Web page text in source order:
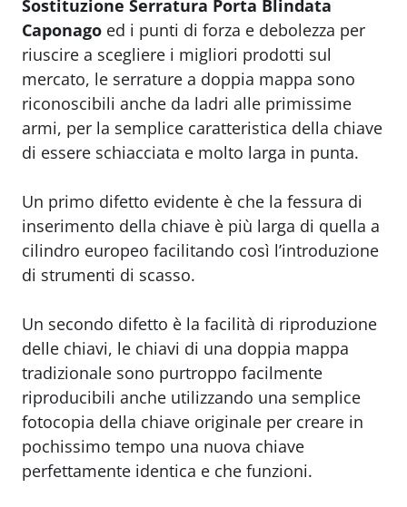
Sostituzione Serratura Porta Blindata
Caponago ed i punti di forza e debolezza per
riuscire a scegliere i migliori prodotti sul
mercato, le serrature a doppia mappa sono
riconoscibili anche da ladri alle primissime
armi, per la semplice caratteristica della chiave
di essere schiacciata e molto larga in punta.
Un primo difetto evidente è che la fessura di
inserimento della chiave è più larga di quella a
cilindro europeo facilitando così l’introduzione
di strumenti di scasso.
Un secondo difetto è la facilità di riproduzione
delle chiavi, le chiavi di una doppia mappa
tradizionale sono purtroppo facilmente
riproducibili anche utilizzando una semplice
fotocopia della chiave originale per creare in
pochissimo tempo una nuova chiave
perfettamente identica e che funzioni.